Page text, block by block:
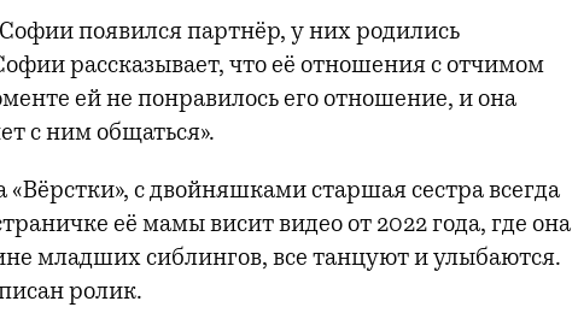
появился партнёр, у них родились
рассказывает, что её отношения с отчимом
ей не понравилось его отношение, и она
с ним общаться».
«Вёрстки», с двойняшками старшая сестра всегда
её мамы висит видео от 2022 года, где она
младших сиблингов, все танцуют и улыбаются.
ролик.